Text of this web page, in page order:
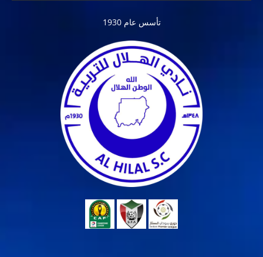
تأسس عام 1930